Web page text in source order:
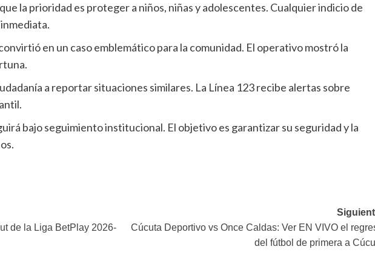
la prioridad es proteger a niños, niñas y adolescentes. Cualquier indicio de
en un caso emblemático para la comunidad. El operativo mostró la
a reportar situaciones similares. La Línea 123 recibe alertas sobre
bajo seguimiento institucional. El objetivo es garantizar su seguridad y la
de la Liga BetPlay 2026-
Cúcuta Deportivo vs Once Caldas: Ver EN VIVO el
del fútbol de primera a